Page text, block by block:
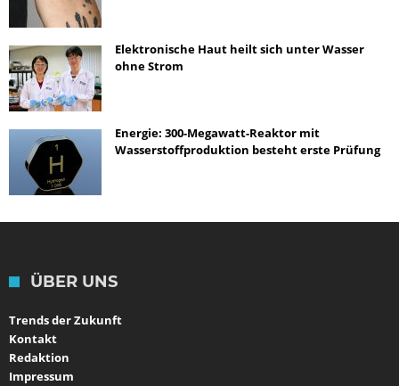
Elektronische Haut heilt sich unter Wasser
ohne Strom
Energie: 300-Megawatt-Reaktor mit
Wasserstoffproduktion besteht erste Prüfung
ÜBER UNS
Trends der Zukunft
Kontakt
Redaktion
Impressum